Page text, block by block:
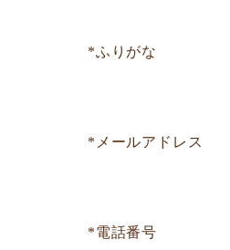
*ふりがな
*メールアドレス
*電話番号